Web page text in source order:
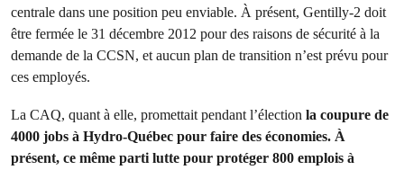
centrale dans une position peu enviable. À présent, Gentilly-2 doit
être fermée le 31 décembre 2012 pour des raisons de sécurité à la
demande de la CCSN, et aucun plan de transition n’est prévu pour
ces employés.
La CAQ, quant à elle, promettait pendant l’élection la coupure de
4000 jobs à Hydro-Québec pour faire des économies. À
présent, ce même parti lutte pour protéger 800 emplois à